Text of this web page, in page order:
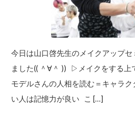
今日は山口啓先生のメイクアップ
ました(( ＾∀＾ )) ▷メイクをする上
モデルさんの人相を読む＝キャラ
い人は記憶力が良い こ […]